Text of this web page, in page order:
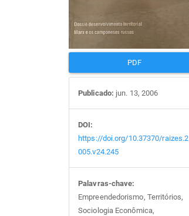
PDF
Publicado: jun. 13, 2006
DOI:
https://doi.org/10.37370/raizes.2
005.v24.245
Palavras-chave:
Empreendedorismo, Territórios,
Sociologia Econômica,